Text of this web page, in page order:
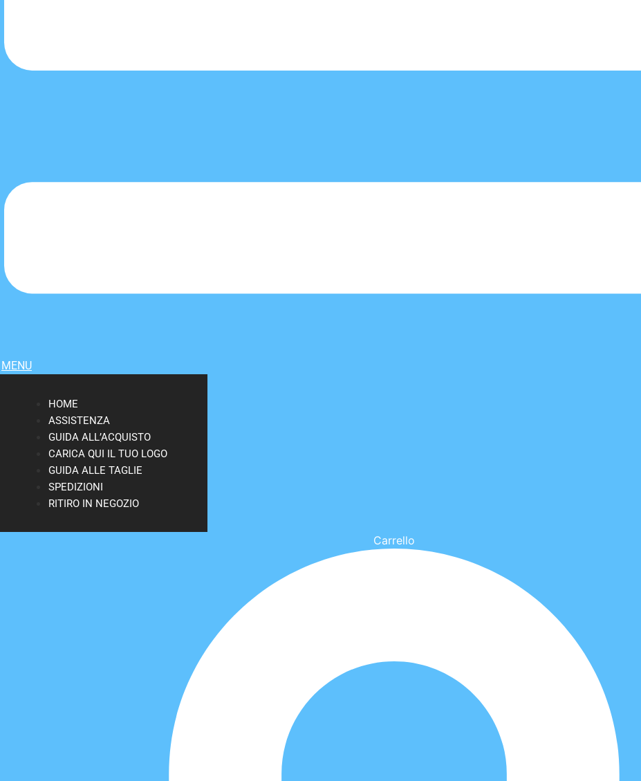
MENU
HOME
ASSISTENZA
GUIDA ALL’ACQUISTO
CARICA QUI IL TUO LOGO
GUIDA ALLE TAGLIE
SPEDIZIONI
RITIRO IN NEGOZIO
Carrello